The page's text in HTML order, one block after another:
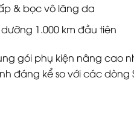
& bọc vô lăng da
1.000 km đầu tiên
gói phụ kiện nâng
đáng kể so với các dòng